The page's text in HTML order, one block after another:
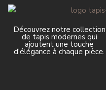
Découvrez notre collection
de tapis modernes qui
ajoutent une touche
d'élégance à chaque pièce.